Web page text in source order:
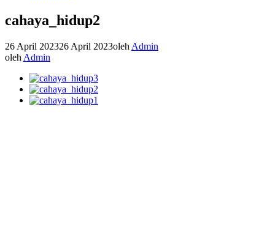
cahaya_hidup2
26 April 202326 April 2023oleh Admin
oleh Admin